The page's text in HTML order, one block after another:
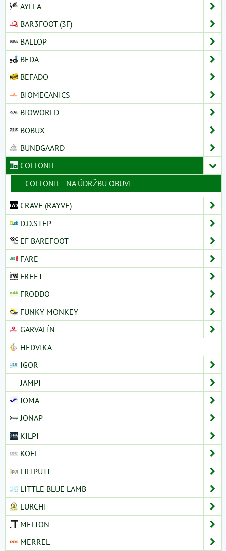
AYLLA
BAR3FOOT (3F)
BALLOP
BEDA
BEFADO
BIOMECANICS
BIOWORLD
BOBUX
BUNDGAARD
COLLONIL
COLLONIL - NA ÚDRŽBU OBUVI
CRAVE (RAYVE)
D.D.STEP
EF BAREFOOT
FARE
FREET
FRODDO
FUNKY MONKEY
GARVALÍN
HEDVIKA
IGOR
JAMPI
JOMA
JONAP
KILPI
KOEL
LILIPUTI
LITTLE BLUE LAMB
LURCHI
MELTON
MERREL